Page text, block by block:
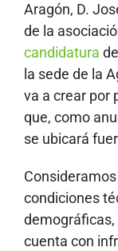
Aragón, D.
de la
candidatura
la sede de la
va a crear por
que, como
se ubicará
condiciones
demográficas,
cuenta con